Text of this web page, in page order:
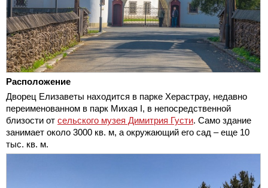
Расположение
Дворец Елизаветы находится в парке Херастрау, недавно
переименованном в парк Михая I, в непосредственной
близости от сельского музея Димитрия Густи. Само здание
занимает около 3000 кв. м, а окружающий его сад – еще 10
тыс. кв. м.